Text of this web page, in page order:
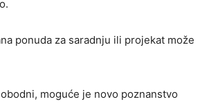
ponuda za saradnju ili projekat može
moguće je novo poznanstvo